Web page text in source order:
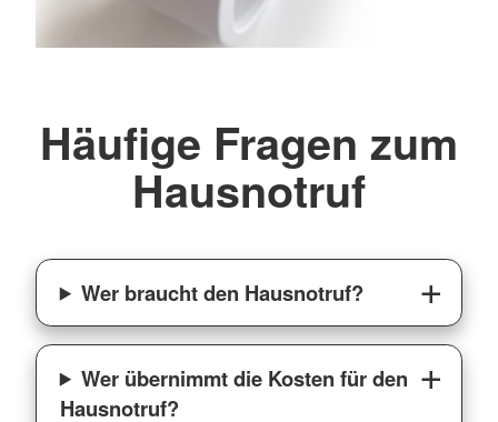
Häufige Fragen zum
Hausnotruf
Wer braucht den Hausnotruf?
Wer übernimmt die Kosten für den
Hausnotruf?